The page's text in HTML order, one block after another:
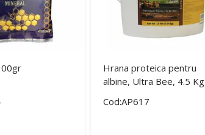
Hrana proteica pentru
albine, Ultra Bee, 4.5 Kg
Cod:AP617